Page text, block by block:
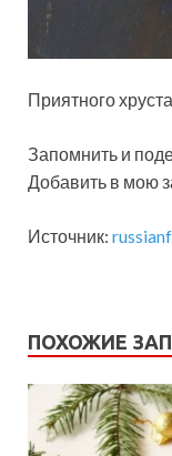
Приятного
Запомнить и
Добавить в мою
Источник:
ПОХОЖИЕ